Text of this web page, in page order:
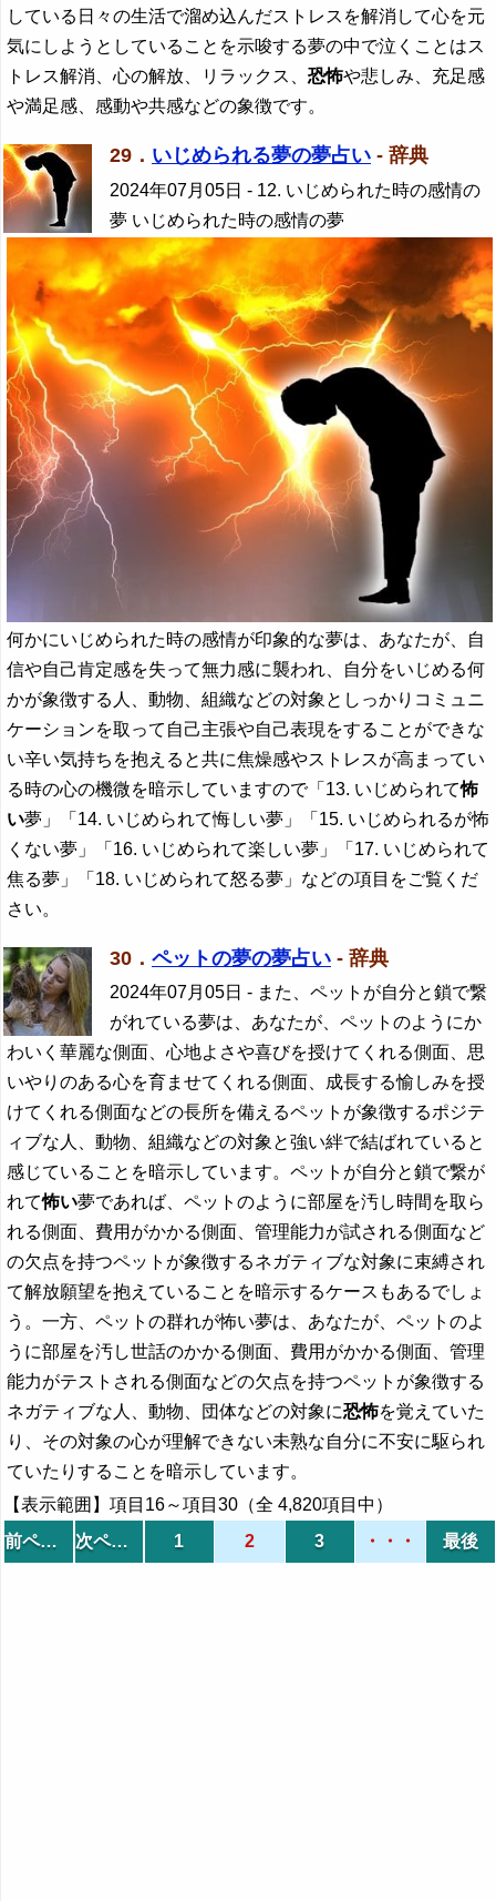
している日々の生活で溜め込んだストレスを解消して心を元
気にしようとしていることを示唆する夢の中で泣くことはス
トレス解消、心の解放、リラックス、恐怖や悲しみ、充足感
や満足感、感動や共感などの象徴です。
29． いじめられる夢の夢占い - 辞典
2024年07月05日 - 12. いじめられた時の感情の
夢 いじめられた時の感情の夢
何かにいじめられた時の感情が印象的な夢は、あなたが、自
信や自己肯定感を失って無力感に襲われ、自分をいじめる何
かが象徴する人、動物、組織などの対象としっかりコミュニ
ケーションを取って自己主張や自己表現をすることができな
い辛い気持ちを抱えると共に焦燥感やストレスが高まってい
る時の心の機微を暗示していますので「13. いじめられて怖
い夢」「14. いじめられて悔しい夢」「15. いじめられるが怖
くない夢」「16. いじめられて楽しい夢」「17. いじめられて
焦る夢」「18. いじめられて怒る夢」などの項目をご覧くだ
さい。
30． ペットの夢の夢占い - 辞典
2024年07月05日 - また、ペットが自分と鎖で繋
がれている夢は、あなたが、ペットのようにか
わいく華麗な側面、心地よさや喜びを授けてくれる側面、思
いやりのある心を育ませてくれる側面、成長する愉しみを授
けてくれる側面などの長所を備えるペットが象徴するポジテ
ィブな人、動物、組織などの対象と強い絆で結ばれていると
感じていることを暗示しています。ペットが自分と鎖で繋が
れて怖い夢であれば、ペットのように部屋を汚し時間を取ら
れる側面、費用がかかる側面、管理能力が試される側面など
の欠点を持つペットが象徴するネガティブな対象に束縛され
て解放願望を抱えていることを暗示するケースもあるでしょ
う。一方、ペットの群れが怖い夢は、あなたが、ペットのよ
うに部屋を汚し世話のかかる側面、費用がかかる側面、管理
能力がテストされる側面などの欠点を持つペットが象徴する
ネガティブな人、動物、団体などの対象に恐怖を覚えていた
り、その対象の心が理解できない未熟な自分に不安に駆られ
ていたりすることを暗示しています。
【表示範囲】項目16～項目30（全 4,820項目中）
前ページ
次ページ 1 2 3 ・・・ 最後